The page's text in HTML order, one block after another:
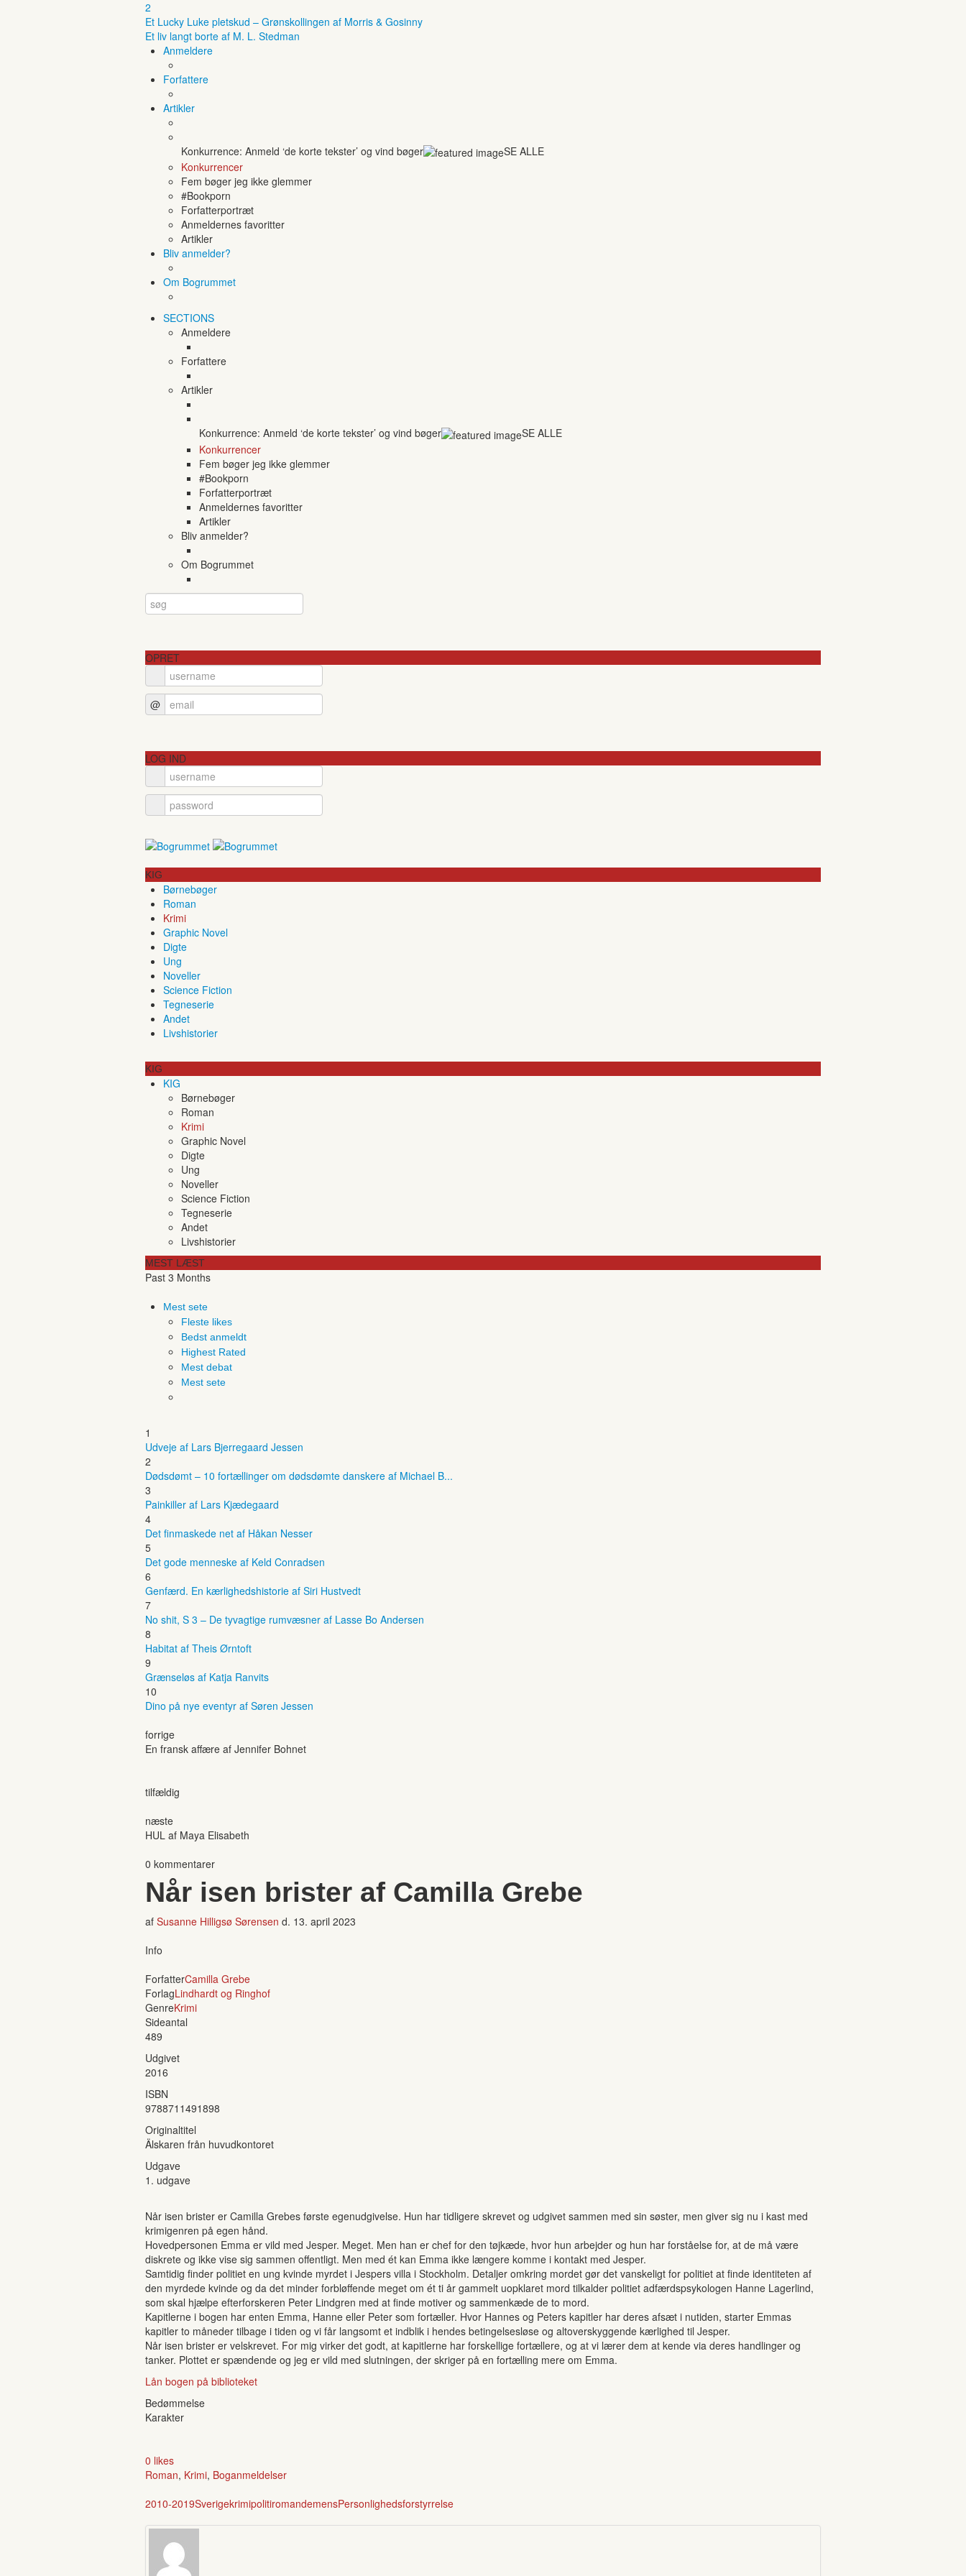
2
Et Lucky Luke pletskud – Grønskollingen af Morris & Gosinny
Et liv langt borte af M. L. Stedman
Anmeldere
Forfattere
Artikler
Konkurrence: Anmeld ‘de korte tekster’ og vind bøger
SE ALLE
Konkurrencer
Fem bøger jeg ikke glemmer
#Bookporn
Forfatterportræt
Anmeldernes favoritter
Artikler
Bliv anmelder?
Om Bogrummet
SECTIONS
Anmeldere
Forfattere
Artikler
Konkurrence: Anmeld ‘de korte tekster’ og vind bøger
SE ALLE
Konkurrencer
Fem bøger jeg ikke glemmer
#Bookporn
Forfatterportræt
Anmeldernes favoritter
Artikler
Bliv anmelder?
Om Bogrummet
OPRET
@
LOG IND
KIG
Børnebøger
Roman
Krimi
Graphic Novel
Digte
Ung
Noveller
Science Fiction
Tegneserie
Andet
Livshistorier
KIG
KIG
Børnebøger
Roman
Krimi
Graphic Novel
Digte
Ung
Noveller
Science Fiction
Tegneserie
Andet
Livshistorier
MEST LÆST
Past 3 Months
Mest sete
Fleste likes
Bedst anmeldt
Highest Rated
Mest debat
Mest sete
1
Udveje af Lars Bjerregaard Jessen
2
Dødsdømt – 10 fortællinger om dødsdømte danskere af Michael B...
3
Painkiller af Lars Kjædegaard
4
Det finmaskede net af Håkan Nesser
5
Det gode menneske af Keld Conradsen
6
Genfærd. En kærlighedshistorie af Siri Hustvedt
7
No shit, S 3 – De tyvagtige rumvæsner af Lasse Bo Andersen
8
Habitat af Theis Ørntoft
9
Grænseløs af Katja Ranvits
10
Dino på nye eventyr af Søren Jessen
forrige
En fransk affære af Jennifer Bohnet
tilfældig
næste
HUL af Maya Elisabeth
0 kommentarer
Når isen brister af Camilla Grebe
af Susanne Hilligsø Sørensen d. 13. april 2023
Info
ForfatterCamilla Grebe
ForlagLindhardt og Ringhof
GenreKrimi
Sideantal
489
Udgivet
2016
ISBN
9788711491898
Originaltitel
Älskaren från huvudkontoret
Udgave
1. udgave
Når isen brister er Camilla Grebes første egenudgivelse. Hun har tidligere skrevet og udgivet sammen med sin søster, men giver sig nu i kast med
krimigenren på egen hånd.
Hovedpersonen Emma er vild med Jesper. Meget. Men han er chef for den tøjkæde, hvor hun arbejder og hun har forståelse for, at de må være
diskrete og ikke vise sig sammen offentligt. Men med ét kan Emma ikke længere komme i kontakt med Jesper.
Samtidig finder politiet en ung kvinde myrdet i Jespers villa i Stockholm. Detaljer omkring mordet gør det vanskeligt for politiet at finde identiteten af
den myrdede kvinde og da det minder forbløffende meget om ét ti år gammelt uopklaret mord tilkalder politiet adfærdspsykologen Hanne Lagerlind,
som skal hjælpe efterforskeren Peter Lindgren med at finde motiver og sammenkæde de to mord.
Kapitlerne i bogen har enten Emma, Hanne eller Peter som fortæller. Hvor Hannes og Peters kapitler har deres afsæt i nutiden, starter Emmas
kapitler to måneder tilbage i tiden og vi får langsomt et indblik i hendes betingelsesløse og altoverskyggende kærlighed til Jesper.
Når isen brister er velskrevet. For mig virker det godt, at kapitlerne har forskellige fortællere, og at vi lærer dem at kende via deres handlinger og
tanker. Plottet er spændende og jeg er vild med slutningen, der skriger på en fortælling mere om Emma.
Lån bogen på biblioteket
Bedømmelse
Karakter
0 likes
Roman, Krimi, Boganmeldelser
2010-2019SverigekrimipolitiromandemensPersonlighedsforstyrrelse